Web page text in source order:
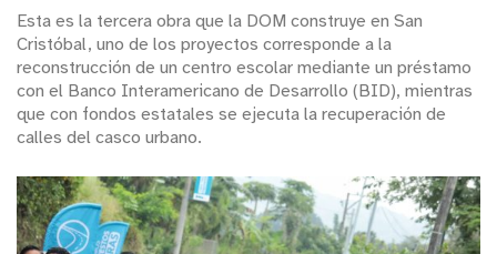
Esta es la tercera obra que la DOM construye en San
Cristóbal, uno de los proyectos corresponde a la
reconstrucción de un centro escolar mediante un préstamo
con el Banco Interamericano de Desarrollo (BID), mientras
que con fondos estatales se ejecuta la recuperación de
calles del casco urbano.